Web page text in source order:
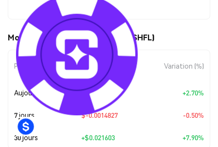
$0.295058
Mouvements de prix de Shuffle (SHFL)
Période
Évolution du
montant
Variation (%)
Aujourd’hui +$0.00775712 +2.70%
7 jours $-0.0014827 -0.50%
30 jours +$0.021603 +7.90%